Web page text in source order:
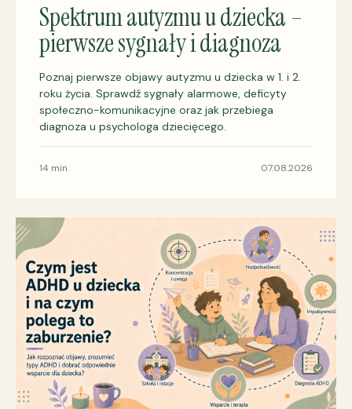
Spektrum autyzmu u dziecka –
pierwsze sygnały i diagnoza
Poznaj pierwsze objawy autyzmu u dziecka w 1. i 2.
roku życia. Sprawdź sygnały alarmowe, deficyty
społeczno-komunikacyjne oraz jak przebiega
diagnoza u psychologa dziecięcego.
14 min 07.08.2026